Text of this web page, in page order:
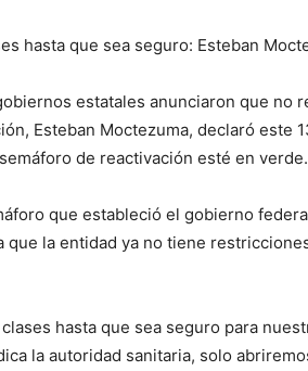
hasta que sea seguro: Esteban
estatales anunciaron que no
Esteban Moctezuma, declaró este
de reactivación esté en verde.
que estableció el gobierno
que la entidad ya no tiene
hasta que sea seguro para
la autoridad sanitaria, solo